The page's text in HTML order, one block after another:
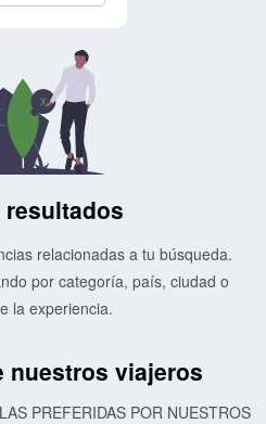
resultados
relacionadas a tu búsqueda.
por categoría, país, ciudad o
la experiencia.
nuestros viajeros
PREFERIDAS POR NUESTROS